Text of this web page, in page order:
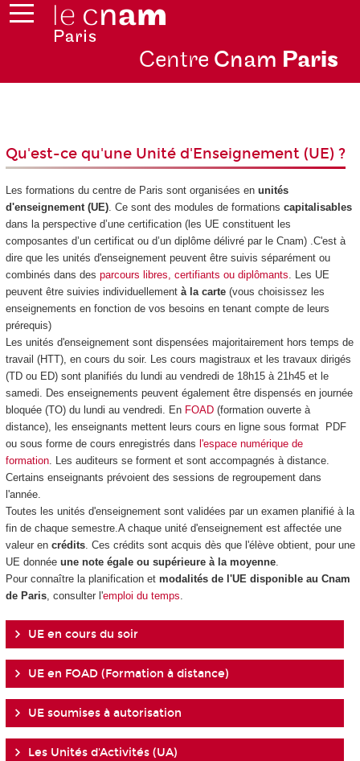
Centre Cnam Paris
Qu'est-ce qu'une Unité d'Enseignement (UE) ?
Les formations du centre de Paris sont organisées en unités
d'enseignement (UE). Ce sont des modules de formations capitalisables
dans la perspective d’une certification (les UE constituent les
composantes d’un certificat ou d’un diplôme délivré par le Cnam) .C'est à
dire que les unités d'enseignementpeuvent être suivis séparément ou
combinés dans des parcours libres, certifiants ou diplômants. Les UE
peuvent être suivies individuellement à la carte(vous choisissez les
enseignements en fonction de vos besoins en tenant compte de leurs
prérequis)
Les unités d'enseignementsont dispensées majoritairement hors temps de
travail (HTT), en cours du soir. Les cours magistraux et les travaux dirigés
(TD ou ED) sont planifiés du lundi au vendredi de 18h15 à 21h45 et le
samedi. Des enseignements peuvent également être dispensés en journée
bloquée (TO) du lundi au vendredi. En FOAD (formation ouverte à
distance), les enseignants mettent leurs cours en ligne sous format PDF
ou sous forme de cours enregistrés dans l'espace numérique de
formation. Les auditeurs se forment et sont accompagnés à distance.
Certains enseignants prévoient des sessions de regroupement dans
l'année.
Toutes les unités d'enseignementsont validées par un examen planifié à la
fin de chaque semestre.A chaque unité d'enseignementest affectée une
valeur en crédits. Ces crédits sont acquis dès que l'élève obtient, pour une
UE donnéeune note égale ou supérieure à la moyenne.
Pour connaître la planification et modalités de l'UE disponible au Cnam
de Paris, consulter l'emploi du temps.
UE en cours du soir
UE en FOAD (Formation à distance)
UE soumises à autorisation
Les Unités d'Activités (UA)